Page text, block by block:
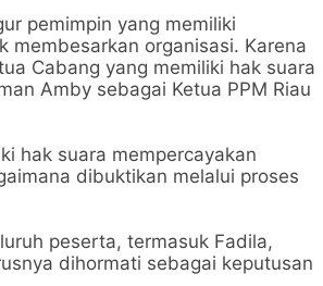
pemimpin yang memiliki
membesarkan organisasi. Karena
Cabang yang memiliki hak suara
Amby sebagai Ketua PPM Riau
hak suara mempercayakan
dibuktikan melalui proses
peserta, termasuk Fadila,
dihormati sebagai keputusan